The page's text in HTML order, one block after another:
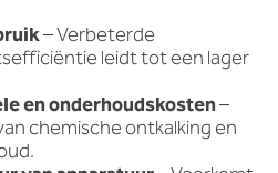
– Verbeterde
leidt tot een lager
en onderhoudskosten–
chemische ontkalking en